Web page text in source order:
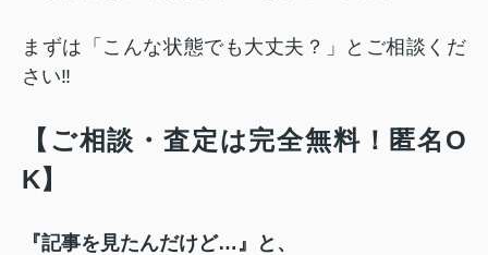
まずは「こんな状態でも大丈夫？」とご相談くだ
さい‼
【ご相談・査定は完全無料！匿名O
K】
『記事を見たんだけど…』と、